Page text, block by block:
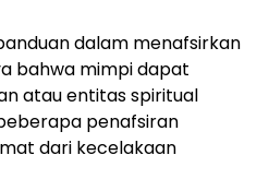
dalam menafsirkan
bahwa mimpi dapat
atau entitas spiritual
penafsiran
dari kecelakaan